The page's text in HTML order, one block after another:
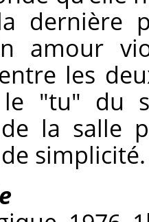
la dernière
amour
les
"tu" du
de la
simplicité.